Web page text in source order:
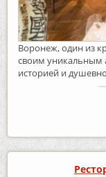
Воронеж, один из
своим уникальным
историей и